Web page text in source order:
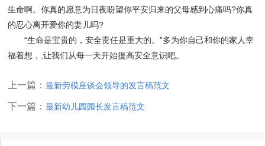
生命啊。你真的愿意为日夜盼望你平安归来的父母感到心痛吗?你真
的忍心离开爱你的妻儿吗?
“生命是宝贵的，安全责任是重大的。”多为你自己和你的家人幸
福着想，,让我们从每一天开始提高安全意识吧。
上一篇：最新劳模座谈会领导的发言稿范文
下一篇：最新幼儿园园长发言稿范文